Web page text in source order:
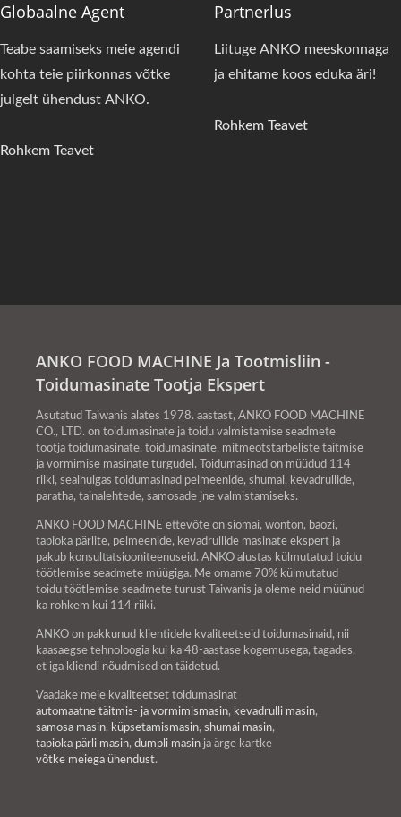
Globaalne Agent
Teabe saamiseks meie agendi
kohta teie piirkonnas võtke
julgelt ühendust ANKO.
Rohkem Teavet
Partnerlus
Liituge ANKO meeskonnaga
ja ehitame koos eduka äri!
Rohkem Teavet
ANKO FOOD MACHINE Ja Tootmisliin -
Toidumasinate Tootja Ekspert
Asutatud Taiwanis alates 1978. aastast, ANKO FOOD MACHINE
CO., LTD. on toidumasinate ja toidu valmistamise seadmete
tootja toidumasinate, toidumasinate, mitmeotstarbeliste täitmise
ja vormimise masinate turgudel. Toidumasinad on müüdud 114
riiki, sealhulgas toidumasinad pelmeenide, shumai, kevadrullide,
paratha, tainalehtede, samosade jne valmistamiseks.
ANKO FOOD MACHINE ettevõte on siomai, wonton, baozi,
tapioka pärlite, pelmeenide, kevadrullide masinate ekspert ja
pakub konsultatsiooniteenuseid. ANKO alustas külmutatud toidu
töötlemise seadmete müügiga. Me omame 70% külmutatud
toidu töötlemise seadmete turust Taiwanis ja oleme neid müünud
ka rohkem kui 114 riiki.
ANKO on pakkunud klientidele kvaliteetseid toidumasinaid, nii
kaasaegse tehnoloogia kui ka 48-aastase kogemusega, tagades,
et iga kliendi nõudmised on täidetud.
Vaadake meie kvaliteetset toidumasinat
automaatne täitmis- ja vormimismasin, kevadrulli masin,
samosa masin, küpsetamismasin, shumai masin,
tapioka pärli masin, dumpli masin ja ärge kartke
võtke meiega ühendust.